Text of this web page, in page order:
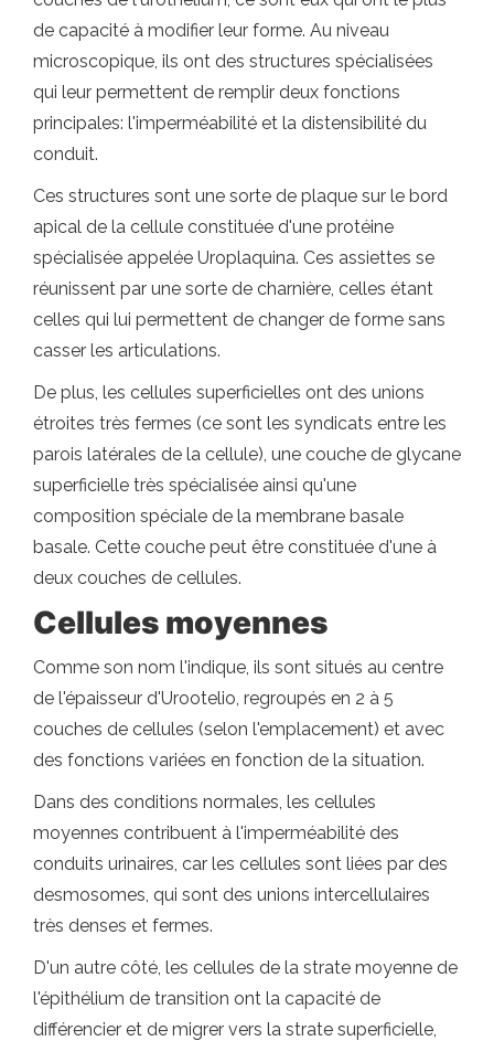
de capacité à modifier leur forme. Au niveau
microscopique, ils ont des structures spécialisées
qui leur permettent de remplir deux fonctions
principales: l'imperméabilité et la distensibilité du
conduit.
Ces structures sont une sorte de plaque sur le bord
apical de la cellule constituée d'une protéine
spécialisée appelée Uroplaquina. Ces assiettes se
réunissent par une sorte de charnière, celles étant
celles qui lui permettent de changer de forme sans
casser les articulations.
De plus, les cellules superficielles ont des unions
étroites très fermes (ce sont les syndicats entre les
parois latérales de la cellule), une couche de glycane
superficielle très spécialisée ainsi qu'une
composition spéciale de la membrane basale
basale. Cette couche peut être constituée d'une à
deux couches de cellules.
Cellules moyennes
Comme son nom l'indique, ils sont situés au centre
de l'épaisseur d'Urootelio, regroupés en 2 à 5
couches de cellules (selon l'emplacement) et avec
des fonctions variées en fonction de la situation.
Dans des conditions normales, les cellules
moyennes contribuent à l'imperméabilité des
conduits urinaires, car les cellules sont liées par des
desmosomes, qui sont des unions intercellulaires
très denses et fermes.
D'un autre côté, les cellules de la strate moyenne de
l'épithélium de transition ont la capacité de
différencier et de migrer vers la strate superficielle,